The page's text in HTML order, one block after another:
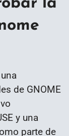
la
de GNOME
y una
parte de